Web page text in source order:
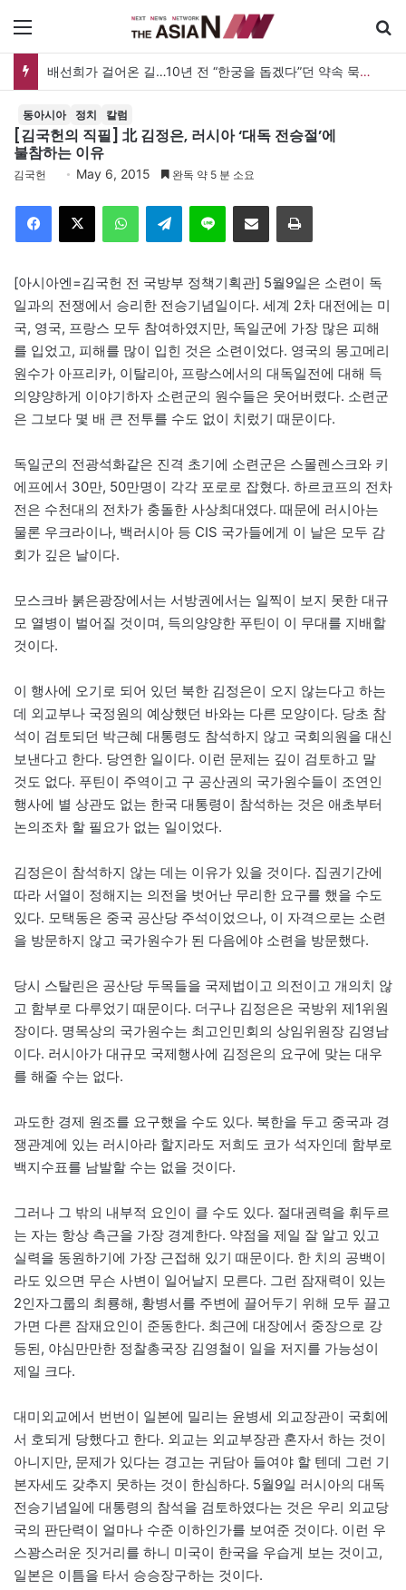
배선희가 걸어온 길…10년 전 “한궁을 돕겠다”던 약속 묵묵히 실천
동아시아 정치 칼럼
[김국헌의 직필] 北 김정은, 러시아 ‘대독 전승절’에
불참하는 이유
김국헌 May 6, 2015 완독 약 5 분 소요
Telegram 이메일
[아시아엔=김국헌 전 국방부 정책기획관] 5월9일은 소련이 독
일과의 전쟁에서 승리한 전승기념일이다. 세계 2차 대전에는 미
국, 영국, 프랑스 모두 참여하였지만, 독일군에 가장 많은 피해
를 입었고, 피해를 많이 입힌 것은 소련이었다. 영국의 몽고메리
원수가 아프리카, 이탈리아, 프랑스에서의 대독일전에 대해 득
의양양하게 이야기하자 소련군의 원수들은 웃어버렸다. 소련군
은 그보다 몇 배 큰 전투를 수도 없이 치렀기 때문이다.
독일군의 전광석화같은 진격 초기에 소련군은 스몰렌스크와 키
에프에서 30만, 50만명이 각각 포로로 잡혔다. 하르코프의 전차
전은 수천대의 전차가 충돌한 사상최대였다. 때문에 러시아는
물론 우크라이나, 백러시아 등 CIS 국가들에게 이 날은 모두 감
회가 깊은 날이다.
모스크바 붉은광장에서는 서방권에서는 일찍이 보지 못한 대규
모 열병이 벌어질 것이며, 득의양양한 푸틴이 이 무대를 지배할
것이다.
이 행사에 오기로 되어 있던 북한 김정은이 오지 않는다고 하는
데 외교부나 국정원의 예상했던 바와는 다른 모양이다. 당초 참
석이 검토되던 박근혜 대통령도 참석하지 않고 국회의원을 대신
보낸다고 한다. 당연한 일이다. 이런 문제는 깊이 검토하고 말
것도 없다. 푸틴이 주역이고 구 공산권의 국가원수들이 조연인
행사에 별 상관도 없는 한국 대통령이 참석하는 것은 애초부터
논의조차 할 필요가 없는 일이었다.
김정은이 참석하지 않는 데는 이유가 있을 것이다. 집권기간에
따라 서열이 정해지는 의전을 벗어난 무리한 요구를 했을 수도
있다. 모택동은 중국 공산당 주석이었으나, 이 자격으로는 소련
을 방문하지 않고 국가원수가 된 다음에야 소련을 방문했다.
당시 스탈린은 공산당 두목들을 국제법이고 의전이고 개의치 않
고 함부로 다루었기 때문이다. 더구나 김정은은 국방위 제1위원
장이다. 명목상의 국가원수는 최고인민회의 상임위원장 김영남
이다. 러시아가 대규모 국제행사에 김정은의 요구에 맞는 대우
를 해줄 수는 없다.
과도한 경제 원조를 요구했을 수도 있다. 북한을 두고 중국과 경
쟁관계에 있는 러시아라 할지라도 저희도 코가 석자인데 함부로
백지수표를 남발할 수는 없을 것이다.
그러나 그 밖의 내부적 요인이 클 수도 있다. 절대권력을 휘두르
는 자는 항상 측근을 가장 경계한다. 약점을 제일 잘 알고 있고
실력을 동원하기에 가장 근접해 있기 때문이다. 한 치의 공백이
라도 있으면 무슨 사변이 일어날지 모른다. 그런 잠재력이 있는
2인자그룹의 최룡해, 황병서를 주변에 끌어두기 위해 모두 끌고
가면 다른 잠재요인이 준동한다. 최근에 대장에서 중장으로 강
등된, 야심만만한 정찰총국장 김영철이 일을 저지를 가능성이
제일 크다.
대미외교에서 번번이 일본에 밀리는 윤병세 외교장관이 국회에
서 호되게 당했다고 한다. 외교는 외교부장관 혼자서 하는 것이
아니지만, 문제가 있다는 경고는 귀담아 들여야 할 텐데 그런 기
본자세도 갖추지 못하는 것이 한심하다. 5월9일 러시아의 대독
전승기념일에 대통령의 참석을 검토하였다는 것은 우리 외교당
국의 판단력이 얼마나 수준 이하인가를 보여준 것이다. 이런 우
스꽝스러운 짓거리를 하니 미국이 한국을 우습게 보는 것이고,
일본은 이틈을 타서 승승장구하는 것이다.